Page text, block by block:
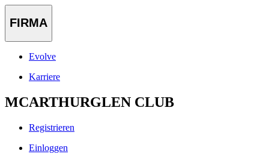
FIRMA
Evolve
Karriere
MCARTHURGLEN CLUB
Registrieren
Einloggen